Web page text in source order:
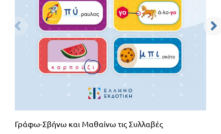
Γράφω-Σβήνω και Μαθαίνω τις Συλλαβές